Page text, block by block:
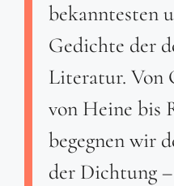
bekanntesten
Gedichte der
Literatur. Von
von Heine bis
begegnen wir
der Dichtung